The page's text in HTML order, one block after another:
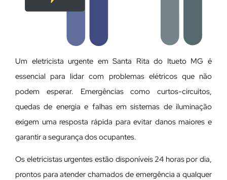
Um eletricista urgente em Santa Rita do Itueto MG é
essencial para lidar com problemas elétricos que não
podem esperar. Emergências como curtos-circuitos,
quedas de energia e falhas em sistemas de iluminação
exigem uma resposta rápida para evitar danos maiores e
garantir a segurança dos ocupantes.
Os eletricistas urgentes estão disponíveis 24 horas por dia,
prontos para atender chamados de emergência a qualquer